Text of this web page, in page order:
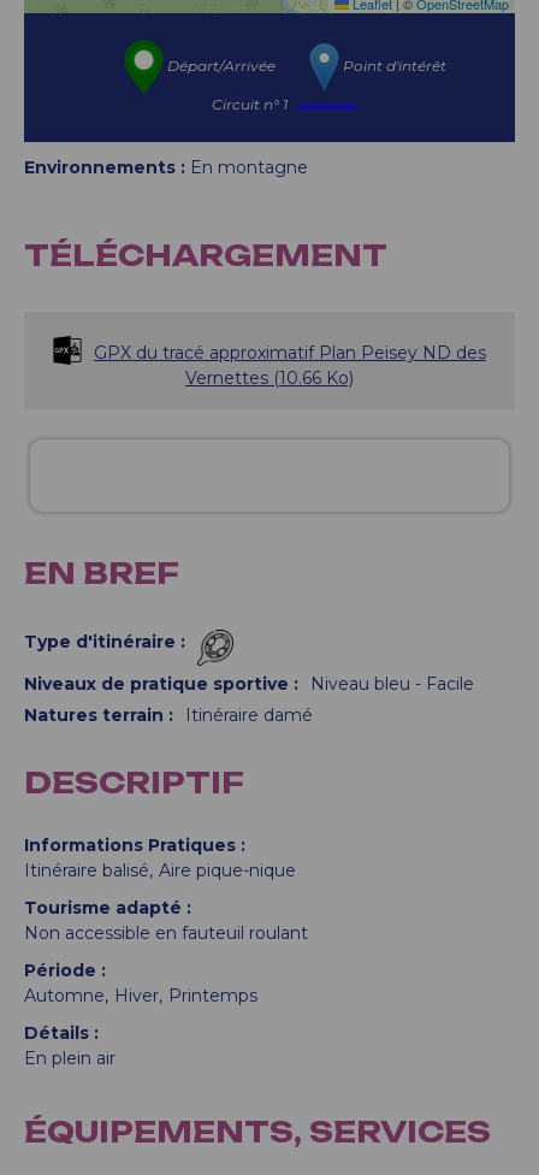
Départ/Arrivée Point d'intérêt
Circuit n° 1
Environnements : En montagne
TÉLÉCHARGEMENT
GPX du tracé approximatif Plan Peisey ND des
Vernettes (10.66 Ko)
EN BREF
Type d'itinéraire :
Niveaux de pratique sportive :
Niveau bleu - Facile
Natures terrain : Itinéraire damé
DESCRIPTIF
Informations Pratiques
Itinéraire balisé Aire pique-nique
Tourisme adapté
Non accessible en fauteuil roulant
Période
Automne
Hiver Printemps
Détails
En plein air
ÉQUIPEMENTS, SERVICES